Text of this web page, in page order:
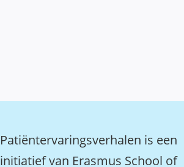
Patiëntervaringsverhalen is een
initiatief van Erasmus School of